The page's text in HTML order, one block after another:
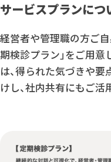
サービスプランにつ
経営者や管理職の方ご
期検診プラン」をご用
は、得られた気づきや
けし、社内共有にもご活